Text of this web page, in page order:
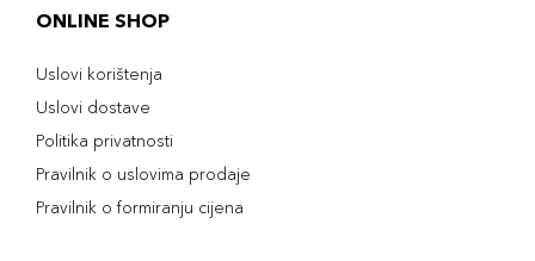
ONLINE SHOP
Uslovi korištenja
Uslovi dostave
Politika privatnosti
Pravilnik o uslovima prodaje
Pravilnik o formiranju cijena